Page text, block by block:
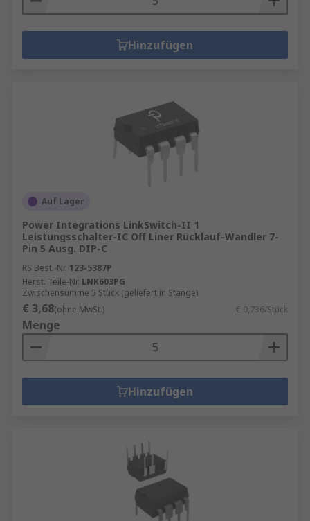
Hinzufügen
Auf Lager
Power Integrations LinkSwitch-II 1
Leistungsschalter-IC Off Liner Rücklauf-Wandler 7-
Pin 5 Ausg. DIP-C
RS Best.-Nr. 123-5387P
Herst. Teile-Nr. LNK603PG
Zwischensumme 5 Stück (geliefert in Stange)
€ 3,68(ohne MwSt.) € 0,736/Stück
Menge
Hinzufügen